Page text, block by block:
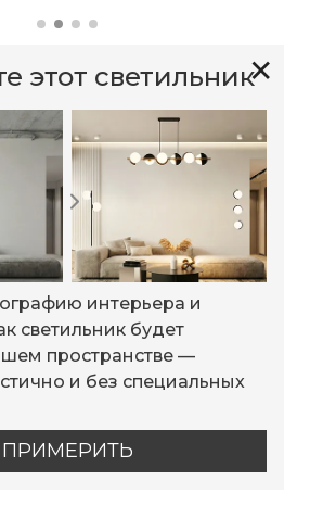
✕
этот светильник
интерьера и
светильник будет
пространстве —
и без специальных
ПРИМЕРИТЬ